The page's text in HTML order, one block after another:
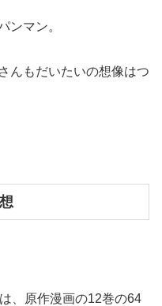
ンマン。
んもだいたいの想像はつ
、原作漫画の12巻の64